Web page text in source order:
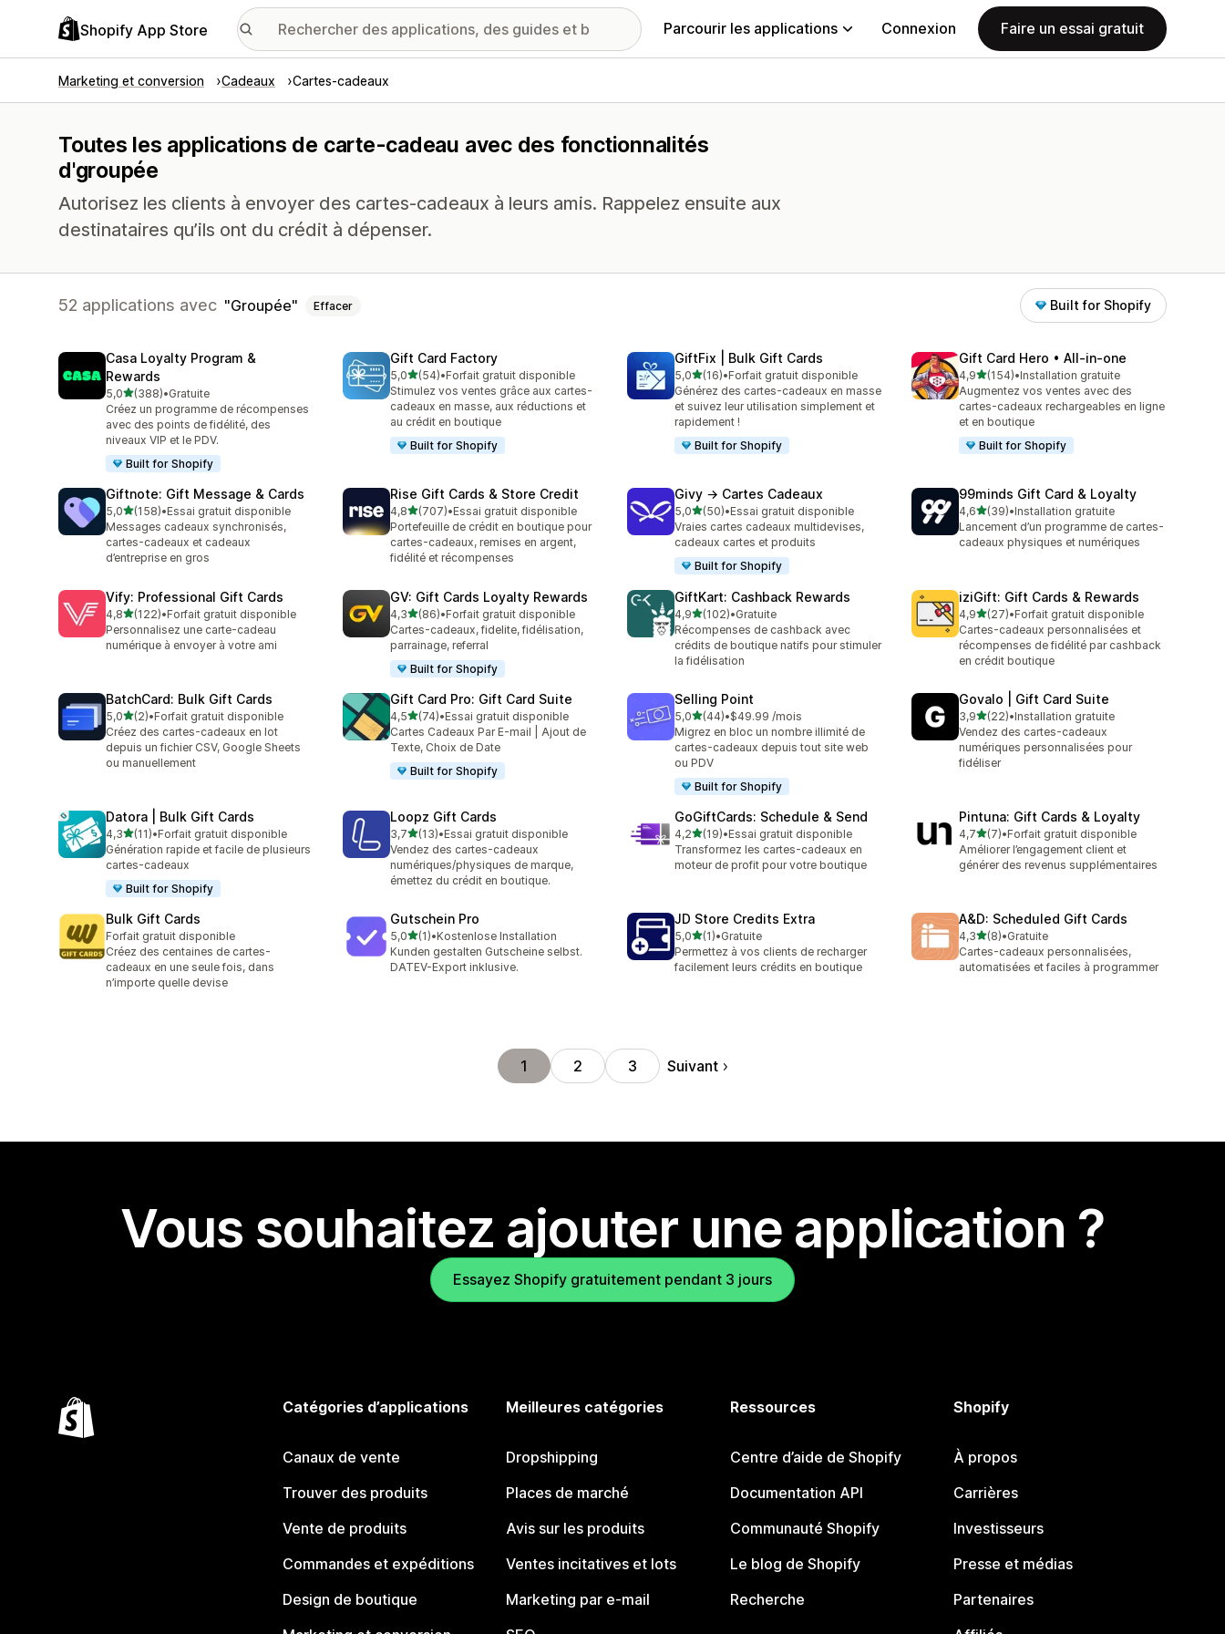
Shopify App Store Parcourir les applications Connexion Faire un essai gratuit
Marketing et conversion Cadeaux Cartes-cadeaux
Toutes les applications de carte-cadeau avec des fonctionnalités
d'groupée
Autorisez les clients à envoyer des cartes-cadeaux à leurs amis. Rappelez ensuite aux
destinataires qu’ils ont du crédit à dépenser.
52 applications avec Groupée Effacer Built for Shopify
Casa Loyalty Program &
Rewards
5,0étoile(s) sur 5
(388)
388 avis au total
•Gratuite
Créez un programme de récompenses
avec des points de fidélité, des
niveaux VIP et le PDV.
Built for Shopify
Gift Card Factory
5,0étoile(s) sur 5
(54)
54 avis au total
•Forfait gratuit disponible
Stimulez vos ventes grâce aux cartes-
cadeaux en masse, aux réductions et
au crédit en boutique
Built for Shopify
GiftFix | Bulk Gift Cards
5,0étoile(s) sur 5
(16)
16 avis au total
•Forfait gratuit disponible
Générez des cartes-cadeaux en masse
et suivez leur utilisation simplement et
rapidement !
Built for Shopify
Gift Card Hero • All‑in‑one
4,9étoile(s) sur 5
(154)
154 avis au total
•Installation gratuite
Augmentez vos ventes avec des
cartes-cadeaux rechargeables en ligne
et en boutique
Built for Shopify
Giftnote: Gift Message & Cards
5,0étoile(s) sur 5
(158)
158 avis au total
•Essai gratuit disponible
Messages cadeaux synchronisés,
cartes-cadeaux et cadeaux
d’entreprise en gros
Rise Gift Cards & Store Credit
4,8étoile(s) sur 5
(707)
707 avis au total
•Essai gratuit disponible
Portefeuille de crédit en boutique pour
cartes-cadeaux, remises en argent,
fidélité et récompenses
Givy → Cartes Cadeaux
5,0étoile(s) sur 5
(50)
50 avis au total
•Essai gratuit disponible
Vraies cartes cadeaux multidevises,
cadeaux cartes et produits
Built for Shopify
99minds Gift Card & Loyalty
4,6étoile(s) sur 5
(39)
39 avis au total
•Installation gratuite
Lancement d’un programme de cartes-
cadeaux physiques et numériques
Vify: Professional Gift Cards
4,8étoile(s) sur 5
(122)
122 avis au total
•Forfait gratuit disponible
Personnalisez une carte-cadeau
numérique à envoyer à votre ami
GV: Gift Cards Loyalty Rewards
4,3étoile(s) sur 5
(86)
86 avis au total
•Forfait gratuit disponible
Cartes-cadeaux, fidelite, fidélisation,
parrainage, referral
Built for Shopify
GiftKart: Cashback Rewards
4,9étoile(s) sur 5
(102)
102 avis au total
•Gratuite
Récompenses de cashback avec
crédits de boutique natifs pour stimuler
la fidélisation
iziGift: Gift Cards & Rewards
4,9étoile(s) sur 5
(27)
27 avis au total
•Forfait gratuit disponible
Cartes-cadeaux personnalisées et
récompenses de fidélité par cashback
en crédit boutique
BatchCard: Bulk Gift Cards
5,0étoile(s) sur 5
(2)
2 avis au total
•Forfait gratuit disponible
Créez des cartes-cadeaux en lot
depuis un fichier CSV, Google Sheets
ou manuellement
Gift Card Pro: Gift Card Suite
4,5étoile(s) sur 5
(74)
74 avis au total
•Essai gratuit disponible
Cartes Cadeaux Par E-mail | Ajout de
Texte, Choix de Date
Built for Shopify
Selling Point
5,0étoile(s) sur 5
(44)
44 avis au total
•$49.99 /mois
Migrez en bloc un nombre illimité de
cartes-cadeaux depuis tout site web
ou PDV
Built for Shopify
Govalo | Gift Card Suite
3,9étoile(s) sur 5
(22)
22 avis au total
•Installation gratuite
Vendez des cartes-cadeaux
numériques personnalisées pour
fidéliser
Datora | Bulk Gift Cards
4,3étoile(s) sur 5
(11)
11 avis au total
•Forfait gratuit disponible
Génération rapide et facile de plusieurs
cartes-cadeaux
Built for Shopify
Loopz Gift Cards
3,7étoile(s) sur 5
(13)
13 avis au total
•Essai gratuit disponible
Vendez des cartes-cadeaux
numériques/physiques de marque,
émettez du crédit en boutique.
GoGiftCards: Schedule & Send
4,2étoile(s) sur 5
(19)
19 avis au total
•Essai gratuit disponible
Transformez les cartes-cadeaux en
moteur de profit pour votre boutique
Pintuna: Gift Cards & Loyalty
4,7étoile(s) sur 5
(7)
7 avis au total
•Forfait gratuit disponible
Améliorer l’engagement client et
générer des revenus supplémentaires
Bulk Gift Cards
Forfait gratuit disponible
Créez des centaines de cartes-
cadeaux en une seule fois, dans
n’importe quelle devise
Gutschein Pro
5,0étoile(s) sur 5
(1)
1 avis au total
•Kostenlose Installation
Kunden gestalten Gutscheine selbst.
DATEV-Export inklusive.
JD Store Credits Extra
5,0étoile(s) sur 5
(1)
1 avis au total
•Gratuite
Permettez à vos clients de recharger
facilement leurs crédits en boutique
A&D: Scheduled Gift Cards
4,3étoile(s) sur 5
(8)
8 avis au total
•Gratuite
Cartes-cadeaux personnalisées,
automatisées et faciles à programmer
1 2 3 Suivant
Vous souhaitez ajouter une application ?
Essayez Shopify gratuitement pendant 3 jours
Catégories d’applications
Canaux de vente
Trouver des produits
Vente de produits
Commandes et expéditions
Design de boutique
Meilleures catégories
Dropshipping
Places de marché
Avis sur les produits
Ventes incitatives et lots
Marketing par e-mail
Ressources
Centre d’aide de Shopify
Documentation API
Communauté Shopify
Le blog de Shopify
Recherche
Shopify
À propos
Carrières
Investisseurs
Presse et médias
Partenaires